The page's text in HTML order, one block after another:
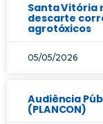
Santa Vitória
descarte
agrotóxicos
05/05/2026
Audiência
(PLANCON)